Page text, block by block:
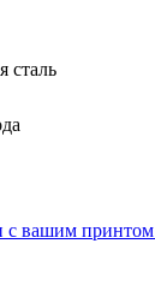
сталь
с вашим принтом